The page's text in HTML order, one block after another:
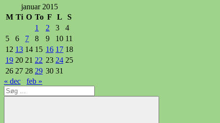
januar 2015
M Ti O To F L
S
1
2 3
4
5
6 7 8 9 10 11
12 13 14 15 16 17 18
19 20 21 22 23 24 25
26 27 28 29 30 31
« dec
feb »
Søg
efter: